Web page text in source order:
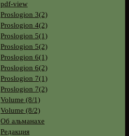
pdf-view
Proslogion 3(2)
Proslogion 4(2)
Proslogion 5(1)
Proslogion 5(2)
Proslogion 6(1)
Proslogion 6(2)
Proslogion 7(1)
Proslogion 7(2)
Volume (8/1)
Volume (8/2)
Об альманахе
Редакция